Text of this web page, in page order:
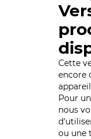
Cette
encore
Pour
nous
ou une